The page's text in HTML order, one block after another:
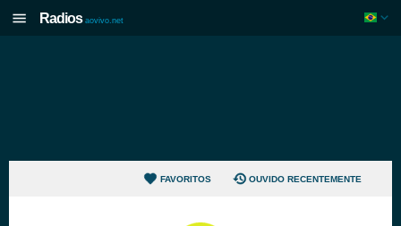
Radios aovivo.net
FAVORITOS OUVIDO RECENTEMENTE